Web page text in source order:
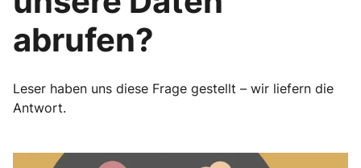
abrufen?
Leser haben uns diese Frage gestellt – wir liefern die
Antwort.